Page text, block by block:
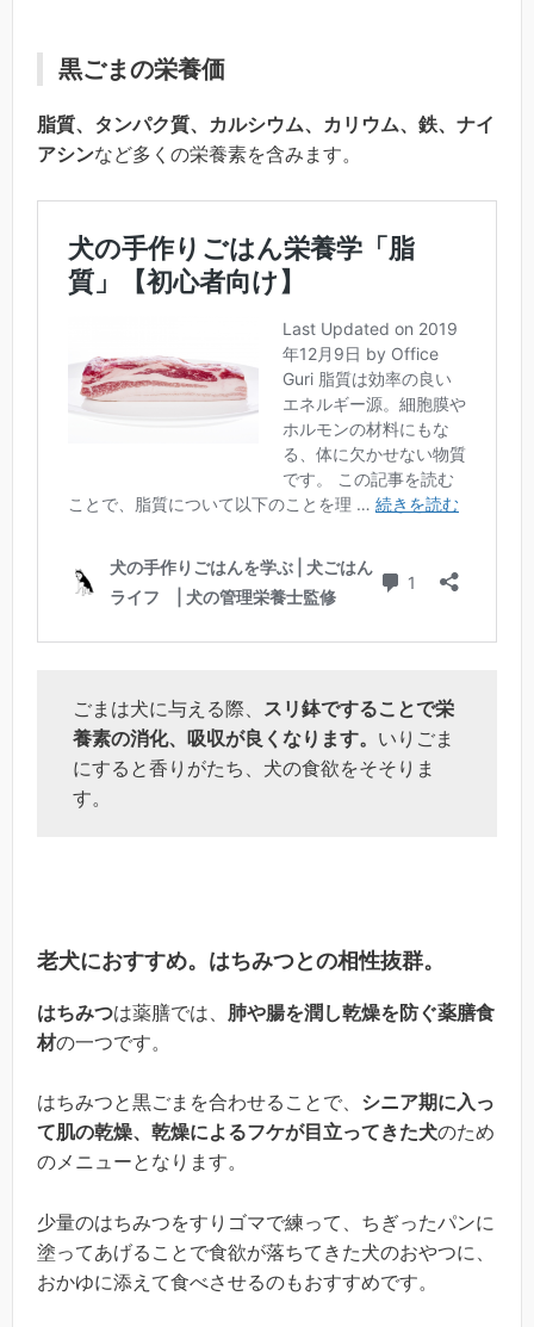
黒ごまの栄養価
脂質、タンパク質、カルシウム、カリウム、鉄、ナイ
アシンなど多くの栄養素を含みます。
ごまは犬に与える際、
スリ鉢ですることで栄
養素の消化、吸収が良くなります。 いりごま
にすると香りがたち、犬の食欲をそそりま
す。
老犬におすすめ。はちみつとの相性抜群。
はちみつは薬膳では、 肺や腸を潤し乾燥を防ぐ薬膳食
材の一つです。
はちみつと黒ごまを合わせることで、 シニア期に入っ
て肌の乾燥、乾燥によるフケが目立ってきた犬のため
のメニューとなります。
少量のはちみつをすりゴマで練って、ちぎったパンに
塗ってあげることで食欲が落ちてきた犬のおやつに、
おかゆに添えて食べさせるのもおすすめです。